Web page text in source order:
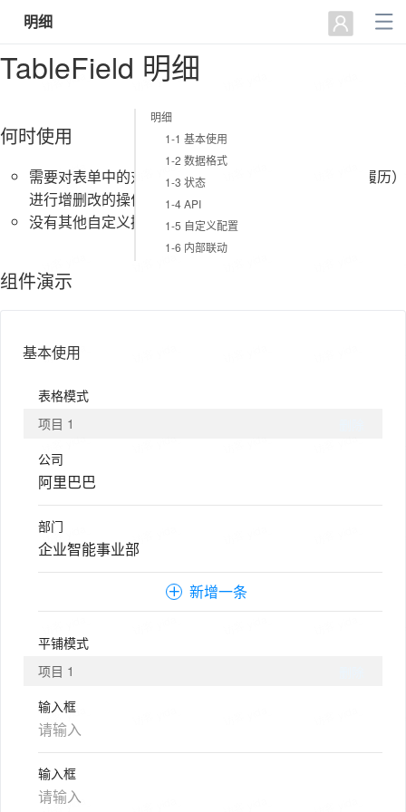
明细
TableField 明细
何时使用
需要对表单中的对象数组（如员工信息表单中的个人履历）
进行增删改的操作
没有其他自定义操作（如禁用）
组件演示
基本使用
表格模式
项目 1
公司
部门
新增一条
平铺模式
项目 1
输入框
输入框
明细
1-1 基本使用
1-2 数据格式
1-3 状态
1-4 API
1-5 自定义配置
1-6 内部联动